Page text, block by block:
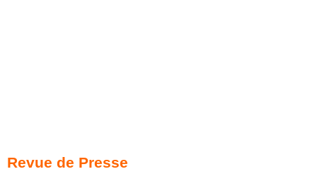
Revue de Presse